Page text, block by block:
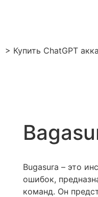
> Купить ChatGPT
Bugasura – это
ошибок,
команд. Он